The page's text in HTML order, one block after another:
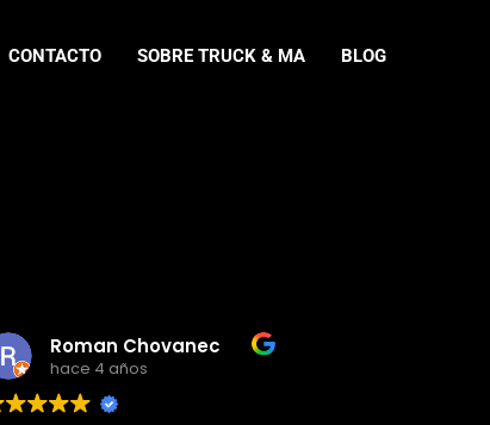
CONTACTO SOBRE TRUCK & MA BLOG
Roman Chovanec
hace 4 años